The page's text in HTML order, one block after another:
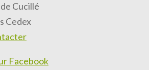
Cucillé
Cedex
Facebook